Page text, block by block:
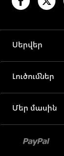
Սերվեր
Լուծումներ
Մեր մասին